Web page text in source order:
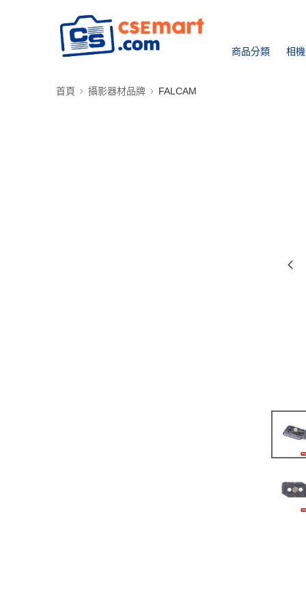
商品分類 相
首頁 攝影器材品牌 FALCAM